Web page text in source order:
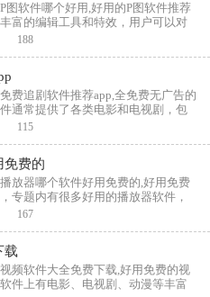
图软件哪个好用,好用的P图软件推荐
富的编辑工具和特效，用户可以对
、对比度等基本调整，还可以添加
188
费追剧软件推荐app,全免费无广告的
通常提供了各类电影和电视剧，包
不同的题材和风格，用户可以根据
115
免费的
放器哪个软件好用免费的,好用免费
专题内有很多好用的播放器软件，
进行选择，播放器中有电影、电视
167
载
频软件大全免费下载,好用免费的视
件上有电影、电视剧、动漫等丰富